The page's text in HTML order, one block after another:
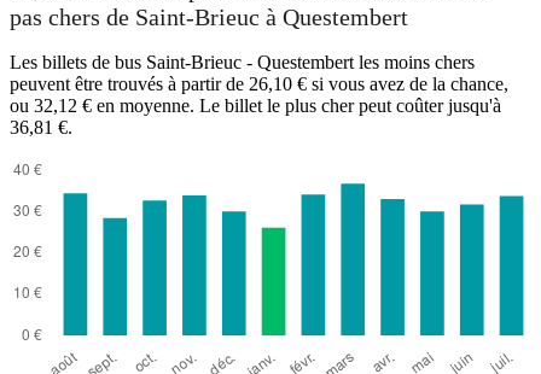
pas chers de Saint-Brieuc à Questembert
Les billets de bus Saint-Brieuc - Questembert les moins chers
peuvent être trouvés à partir de 26,10 € si vous avez de la chance,
ou 32,12 € en moyenne. Le billet le plus cher peut coûter jusqu'à
36,81 €.